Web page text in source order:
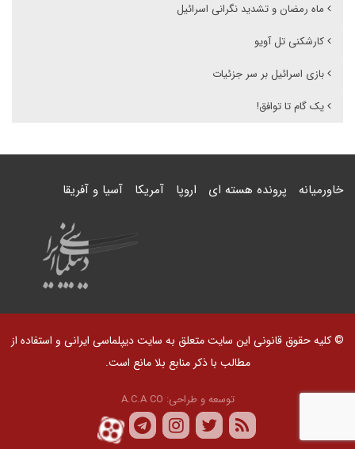
ماه رمضان و تشدید نگرانی اسرائیل
کارشکنی تل آویو
بازی اسرائیل بر سر جزئیات
یک گام تا توافق!
خاورمیانه پرونده هسته ای اروپا آمریکا آسیا و آفریقا
© کلیه حقوق قانونی این سایت متعلق به سایت دیپلماسی ایرانی و استفاده از
مطالب با ذکر منابع بلا مانع است.
توسعه و طراحی: A.C.A CO